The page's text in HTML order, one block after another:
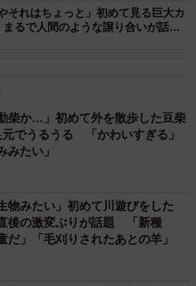
2/6
の姿造り（提供：奇食崇拝者 Rikuto
それはちょっと」初めて見る巨大カ
るで人間のような譲り合いが話題
柴か…」初めて外を散歩した豆柴
でうるうる 「かわいすぎる」
みたい」
物みたい」初めて川遊びをした
後の激変ぶりが話題 「新種
だ」「毛刈りされたあとの羊」